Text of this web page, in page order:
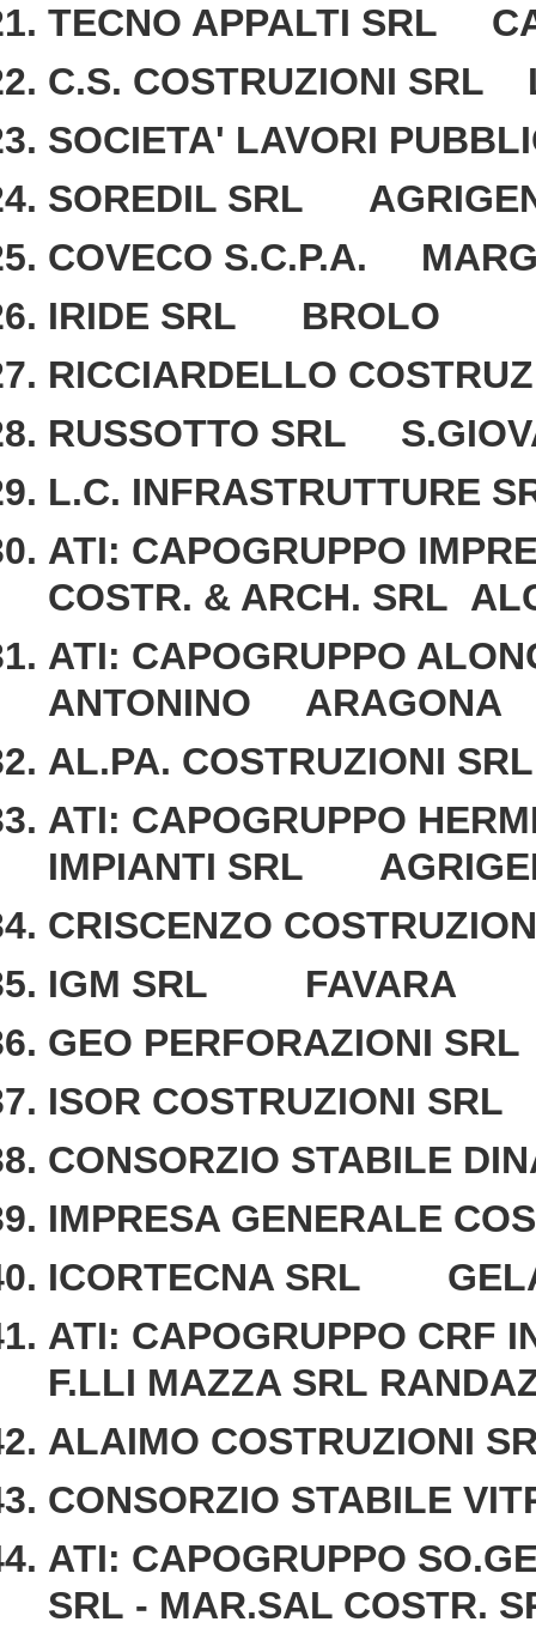
TECNO APPALTI SRL
C.S. COSTRUZIONI SRL
SOCIETA' LAVORI
SOREDIL SRL
COVECO S.C.P.A.
IRIDE SRL BROLO
RICCIARDELLO
RUSSOTTO SRL
L.C. INFRASTRUTTURE
ATI: CAPOGRUPPO
COSTR. & ARCH. SRL
ATI: CAPOGRUPPO
ANTONINO ARAGONA
AL.PA. COSTRUZIONI
ATI: CAPOGRUPPO
IMPIANTI SRL
CRISCENZO
IGM SRL FAVARA
GEO PERFORAZIONI
ISOR COSTRUZIONI
CONSORZIO STABILE
IMPRESA GENERALE
ICORTECNA SRL
ATI: CAPOGRUPPO CRF
F.LLI MAZZA SRL
ALAIMO COSTRUZIONI
CONSORZIO STABILE
ATI: CAPOGRUPPO
SRL - MAR.SAL COSTR.